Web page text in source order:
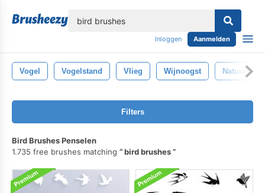
Inloggen Aanmelden
Vogel Vogelstand Vlieg Wijnoogst Natuur
Filters
Bird Brushes Penselen
1.735 free brushes matching
bird brushes